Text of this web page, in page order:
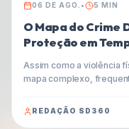
06 DE AGO. • 5 MIN
O Mapa do Crime
Proteção em
Assim como a violência
mapa complexo,
essenciais para
REDAÇÃO SD360